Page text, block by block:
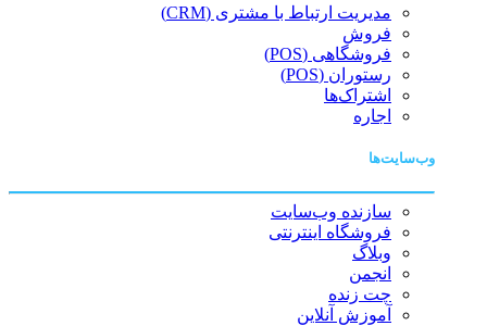
مدیریت ارتباط با مشتری (CRM)
فروش
فروشگاهی (POS)
رستوران (POS)
اشتراک‌ها
اجاره
وب‌سایت‌ها
سازنده وب‌سایت
فروشگاه اینترنتی
وبلاگ
انجمن
چت زنده
آموزش آنلاین